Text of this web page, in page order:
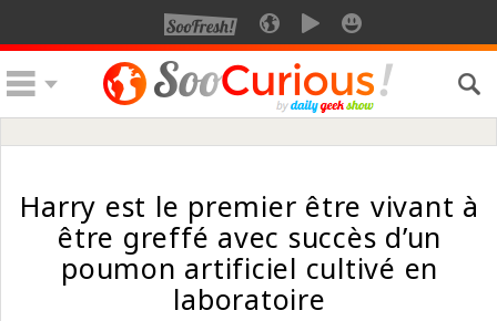
Harry est le premier être vivant à
être greffé avec succès d’un
poumon artificiel cultivé en
laboratoire